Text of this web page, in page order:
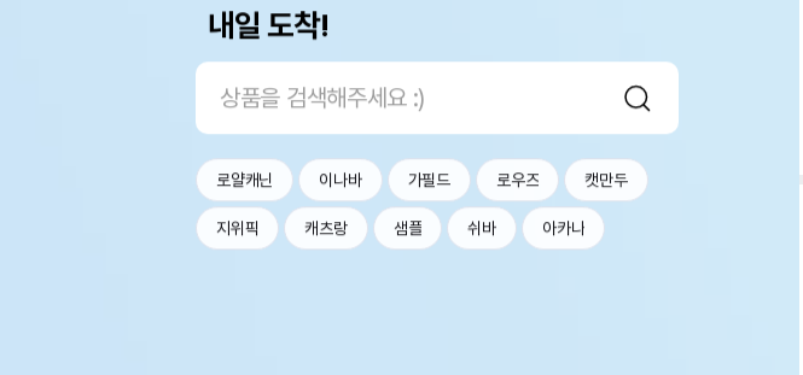
내일 도착!
로얄캐닌 이나바 가필드 로우즈 캣만두
지위픽 캐츠랑 샘플 쉬바 아카나